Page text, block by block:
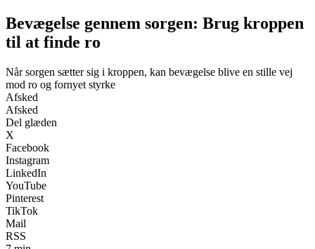
Bevægelse gennem sorgen: Brug kroppen
til at finde ro
Når sorgen sætter sig i kroppen, kan bevægelse blive en stille vej
mod ro og fornyet styrke
Afsked
Afsked
Del glæden
X
Facebook
Instagram
LinkedIn
YouTube
Pinterest
TikTok
Mail
RSS